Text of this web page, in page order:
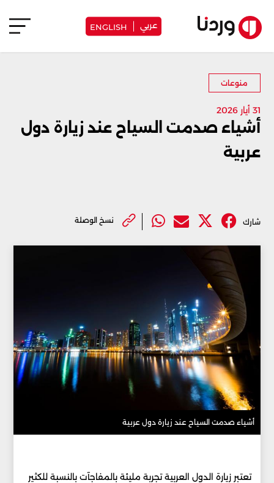
عربي ENGLISH
منوعات
31 أيار 2026
أشياء صدمت السياح عند زيارة دول
عربية
شارك نسخ الوصلة
أشياء صدمت السياح عند زيارة دول عربية
تعتبر زيارة الدول العربية تجربة مليئة بالمفاجآت بالنسبة للكثير